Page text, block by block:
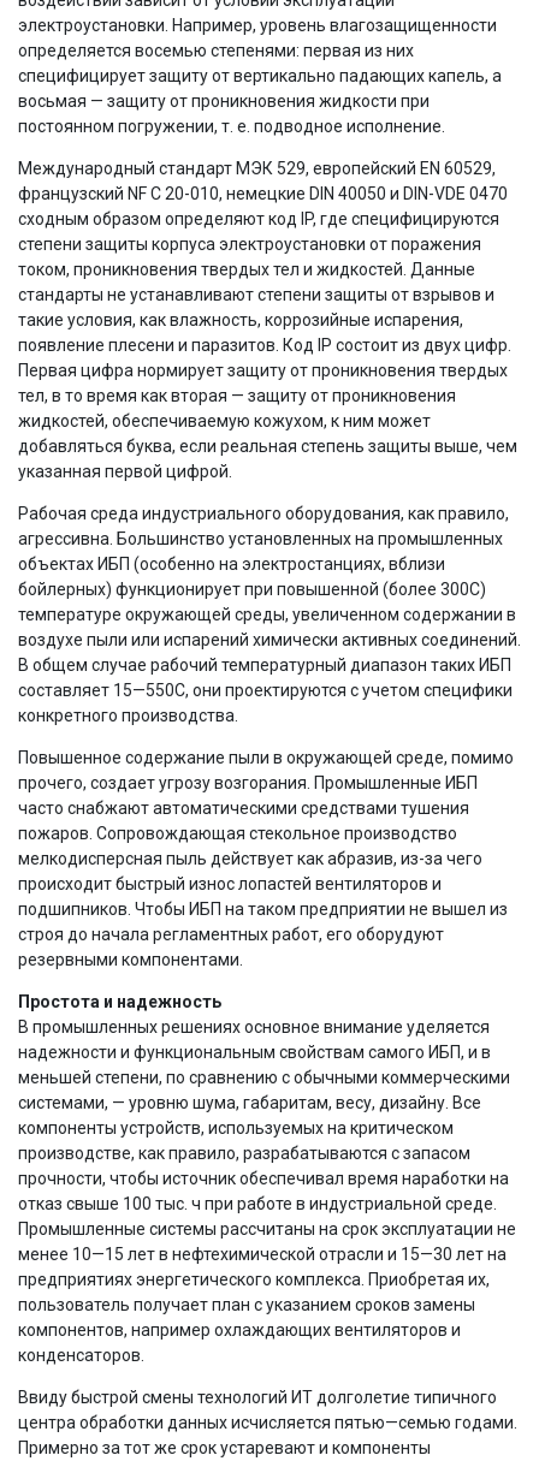
электроустановки. Например, уровень влагозащищенности
определяется восемью степенями: первая из них
специфицирует защиту от вертикально падающих капель, а
восьмая — защиту от проникновения жидкости при
постоянном погружении, т. е. подводное исполнение.
Международный стандарт МЭК 529, европейский EN 60529,
французский NF C 20-010, немецкие DIN 40050 и DIN-VDE 0470
сходным образом определяют код IP, где специфицируются
степени защиты корпуса электроустановки от поражения
током, проникновения твердых тел и жидкостей. Данные
стандарты не устанавливают степени защиты от взрывов и
такие условия, как влажность, коррозийные испарения,
появление плесени и паразитов. Код IP состоит из двух цифр.
Первая цифра нормирует защиту от проникновения твердых
тел, в то время как вторая — защиту от проникновения
жидкостей, обеспечиваемую кожухом, к ним может
добавляться буква, если реальная степень защиты выше, чем
указанная первой цифрой.
Рабочая среда индустриального оборудования, как правило,
агрессивна. Большинство установленных на промышленных
объектах ИБП (особенно на электростанциях, вблизи
бойлерных) функционирует при повышенной (более 300С)
температуре окружающей среды, увеличенном содержании в
воздухе пыли или испарений химически активных соединений.
В общем случае рабочий температурный диапазон таких ИБП
составляет 15—550С, они проектируются с учетом специфики
конкретного производства.
Повышенное содержание пыли в окружающей среде, помимо
прочего, создает угрозу возгорания. Промышленные ИБП
часто снабжают автоматическими средствами тушения
пожаров. Сопровождающая стекольное производство
мелкодисперсная пыль действует как абразив, из-за чего
происходит быстрый износ лопастей вентиляторов и
подшипников. Чтобы ИБП на таком предприятии не вышел из
строя до начала регламентных работ, его оборудуют
резервными компонентами.
Простота и надежность
В промышленных решениях основное внимание уделяется
надежности и функциональным свойствам самого ИБП, и в
меньшей степени, по сравнению с обычными коммерческими
системами, — уровню шума, габаритам, весу, дизайну. Все
компоненты устройств, используемых на критическом
производстве, как правило, разрабатываются с запасом
прочности, чтобы источник обеспечивал время наработки на
отказ свыше 100 тыс. ч при работе в индустриальной среде.
Промышленные системы рассчитаны на срок эксплуатации не
менее 10—15 лет в нефтехимической отрасли и 15—30 лет на
предприятиях энергетического комплекса. Приобретая их,
пользователь получает план с указанием сроков замены
компонентов, например охлаждающих вентиляторов и
конденсаторов.
Ввиду быстрой смены технологий ИТ долголетие типичного
центра обработки данных исчисляется пятью—семью годами.
Примерно за тот же срок устаревают и компоненты